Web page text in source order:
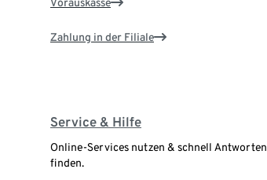
Zahlung in der Filiale
Service & Hilfe
Online-Services nutzen & schnell Antworten
finden.